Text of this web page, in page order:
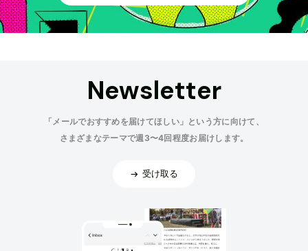
Newsletter
「メールでおすすめを届けてほしい」という方に向けて、
さまざまなテーマで週3〜4回程度お届けします。
受け取る